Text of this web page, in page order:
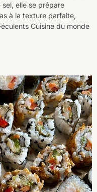
sel, elle se prépare
à la texture parfaite,
Cuisine du monde